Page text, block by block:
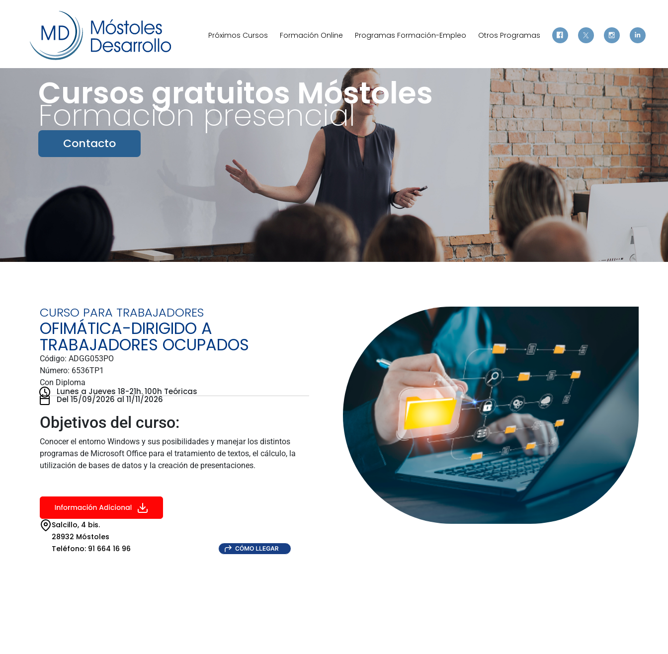
Próximos Cursos Formación Online Programas Formación-Empleo Otros Programas
Cursos gratuitos Móstoles
Formación presencial
Contacto
CURSO PARA TRABAJADORES
OFIMÁTICA-DIRIGIDO A
TRABAJADORES OCUPADOS
Código: ADGG053PO
Número: 6536TP1
Con Diploma
Del 15/09/2026 al 11/11/2026
Lunes a Jueves 18-21h.100h Teóricas
Objetivos del curso:
Conocer el entorno Windows y sus posibilidades y manejar los distintos
programas de Microsoft Office para el tratamiento de textos, el cálculo, la
utilización de bases de datos y la creación de presentaciones.
Salcillo, 4 bis.
28932 Móstoles
Teléfono: 91 664 16 96